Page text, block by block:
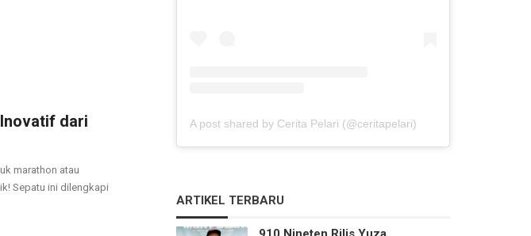
Inovatif dari
marathon atau
Sepatu ini dilengkapi
A post shared by Cerita Pelari (@ceritapelari)
ARTIKEL TERBARU